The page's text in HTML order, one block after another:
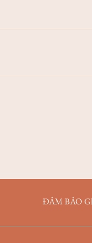
ĐẢM BẢO